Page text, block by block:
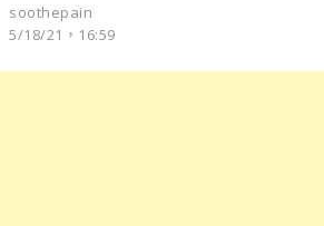
soothepain
5/18/21，16:59